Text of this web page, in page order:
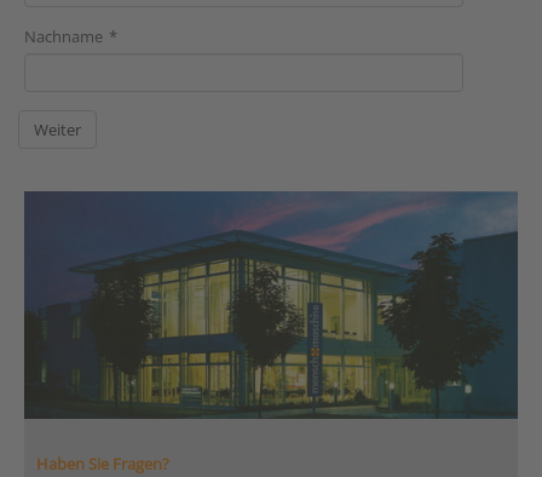
Nachname
Haben Sie Fragen?